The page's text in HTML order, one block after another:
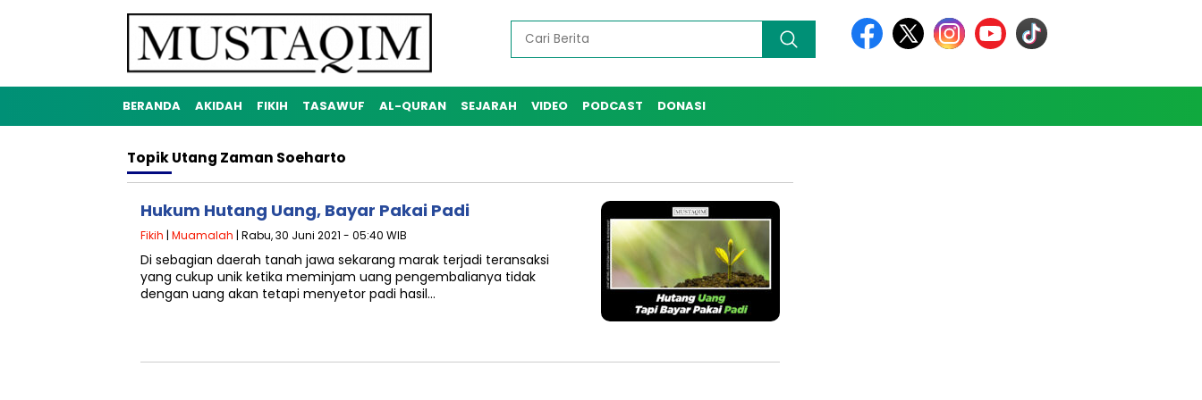
BERANDA AKIDAH FIKIH TASAWUF AL-QURAN SEJARAH VIDEO PODCAST DONASI
TopikUtang Zaman Soeharto
Hukum Hutang Uang, Bayar Pakai Padi
Fikih | Muamalah | Rabu, 30 Juni 2021 - 05:40 WIB
Di sebagian daerah tanah jawa sekarang marak terjadi teransaksi
yang cukup unik ketika meminjam uang pengembalianya tidak
dengan uang akan tetapi menyetor padi hasil…